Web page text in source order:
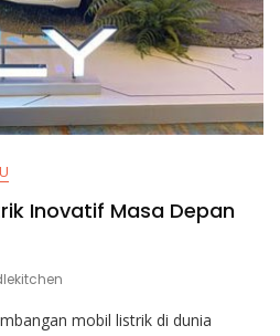
Inovatif Masa Depan
mobil listrik di dunia